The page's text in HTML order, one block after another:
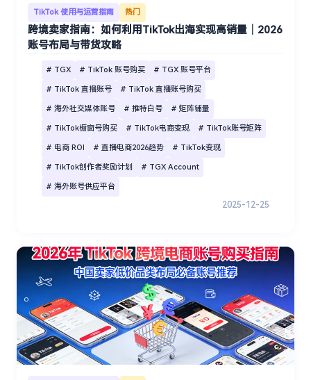
TikTok 使用与运营指南 热门
跨境卖家指南：如何利用TikTok出海实现高销量｜2026
账号布局与带货攻略
# TGX # TikTok 账号购买 # TGX 账号平台
# TikTok 直播账号 # TikTok 直播账号购买
# 海外社交媒体账号 # 推特白号 # 矩阵铺量
# TikTok橱窗号购买 # TikTok电商变现 # TikTok账号矩阵
# 电商 ROI # 直播电商2026趋势 # TikTok变现
# TikTok创作者奖励计划 # TGX Account
# 海外账号供应平台
2025-12-25